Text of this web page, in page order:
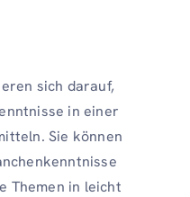
sich darauf,
in einer
Sie können
Themen in leicht